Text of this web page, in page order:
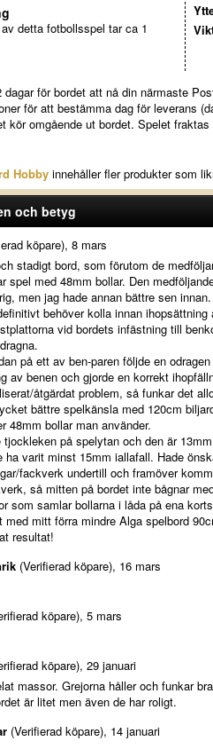
detta fotbollsspel tar ca 1
dagar för bordet att nå din närmaste
för att bestämma dag för leverans
kör omgående ut bordet. Spelet
Hobbyinnehåller fler produkter som
och betyg
köpare), 8 mars
stadigt bord, som förutom de
spel med 48mm bollar. Den
men jag hade annan bättre sen innan.
behöver kolla innan
vid bordets infästning till
på ett av ben-paren följde en
av benen och gjorde en korrekt
åtgärdat problem, så funkar det
bättre spelkänsla med 120cm
48mm bollar man använder.
tjockleken på spelytan och den är
ha varit minst 15mm iallafall. Hade
fackverk undertill och framöver
så mitten på bordet inte bågnar
som samlar bollarna i låda på ena
med mitt förra mindre Alga spelbord
resultat!
(Verifierad köpare), 16 mars
köpare), 5 mars
köpare), 29 januari
massor. Grejorna håller och funkar
är litet men även de har roligt.
(Verifierad köpare), 14 januari